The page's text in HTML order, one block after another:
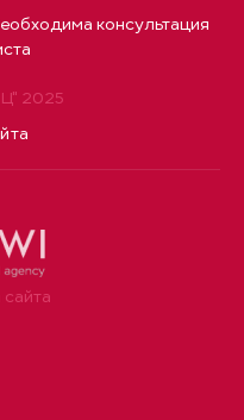
2025
консультация